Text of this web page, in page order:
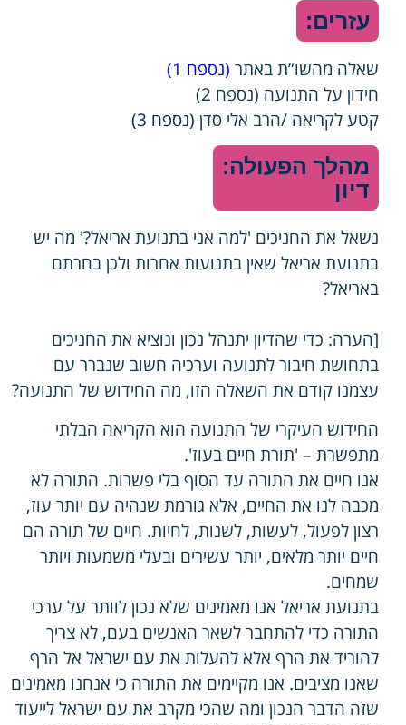
עזרים:
שאלה מהשו”ת באתר (נספח 1)
חידון על התנועה (נספח 2)
קטע לקריאה /הרב אלי סדן (נספח 3)
מהלך הפעולה:
דיון
נשאל את החניכים 'למה אני בתנועת אריאל?' מה יש
בתנועת אריאל שאין בתנועות אחרות ולכן בחרתם
באריאל?
[הערה: כדי שהדיון יתנהל נכון ונוציא את החניכים
בתחושת חיבור לתנועה וערכיה חשוב שנברר עם
עצמנו קודם את השאלה הזו, מה החידוש של התנועה?
החידוש העיקרי של התנועה הוא הקריאה הבלתי
מתפשרת – 'תורת חיים בעוז'.
אנו חיים את התורה עד הסוף בלי פשרות. התורה לא
מכבה לנו את החיים, אלא גורמת שנהיה עם יותר עוז,
רצון לפעול, לעשות, לשנות, לחיות. חיים של תורה הם
חיים יותר מלאים, יותר עשירים ובעלי משמעות ויותר
שמחים.
בתנועת אריאל אנו מאמינים שלא נכון לוותר על ערכי
התורה כדי להתחבר לשאר האנשים בעם, לא צריך
להוריד את הרף אלא להעלות את עם ישראל אל הרף
שאנו מציבים. אנו מקיימים את התורה כי אנחנו מאמינים
שזה הדבר הנכון ומה שהכי מקרב את עם ישראל לייעוד